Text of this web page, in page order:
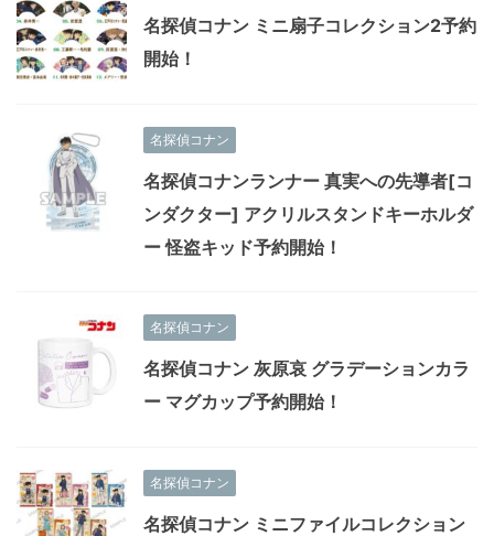
名探偵コナン ミニ扇子コレクション2予約
開始！
名探偵コナン
名探偵コナンランナー 真実への先導者[コ
ンダクター] アクリルスタンドキーホルダ
ー 怪盗キッド予約開始！
名探偵コナン
名探偵コナン 灰原哀 グラデーションカラ
ー マグカップ予約開始！
名探偵コナン
名探偵コナン ミニファイルコレクション